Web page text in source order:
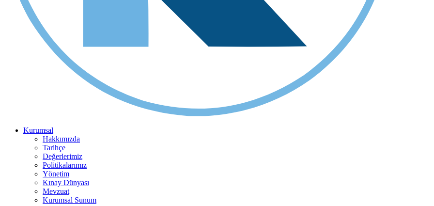
Kurumsal
Hakkımızda
Tarihçe
Değerlerimiz
Politikalarımız
Yönetim
Kınay Dünyası
Mevzuat
Kurumsal Sunum